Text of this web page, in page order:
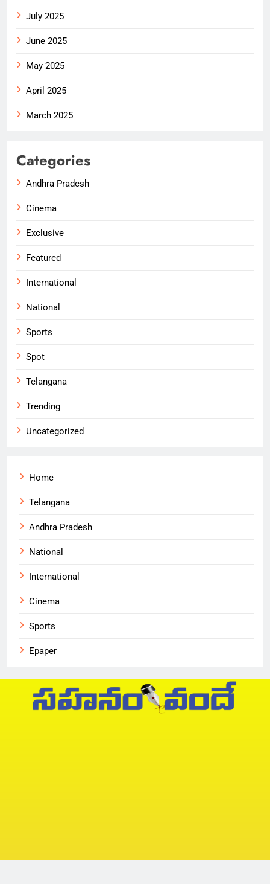
July 2025
June 2025
May 2025
April 2025
March 2025
Categories
Andhra Pradesh
Cinema
Exclusive
Featured
International
National
Sports
Spot
Telangana
Trending
Uncategorized
Home
Telangana
Andhra Pradesh
National
International
Cinema
Sports
Epaper